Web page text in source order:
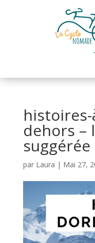
dehors –
suggérée
par Laura | Mai 27,